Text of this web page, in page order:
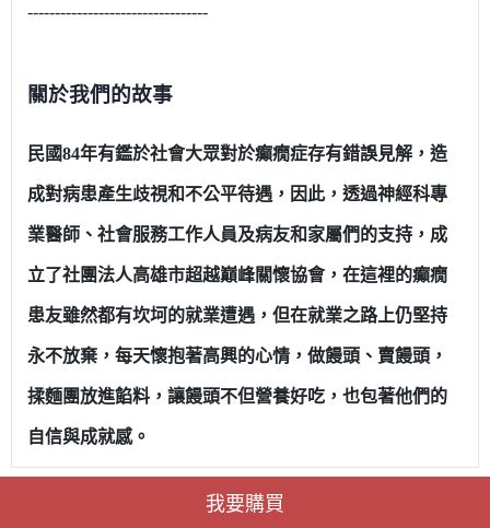
---------------------------------
關於我們的故事
民國84年有鑑於社會大眾對於癲癇症存有錯誤見解，造
成對病患產生歧視和不公平待遇，因此，透過神經科專
業醫師、社會服務工作人員及病友和家屬們的支持，成
立了社團法人高雄市超越巔峰關懷協會， 在這裡的癲癇
患友雖然都有坎坷的就業遭遇，但在就業之路上仍堅持
永不放棄，每天懷抱著高興的心情，做饅頭、賣饅頭，
揉麵團放進餡料，讓饅頭不但營養好吃，也包著他們的
自信與成就感。
我要購買